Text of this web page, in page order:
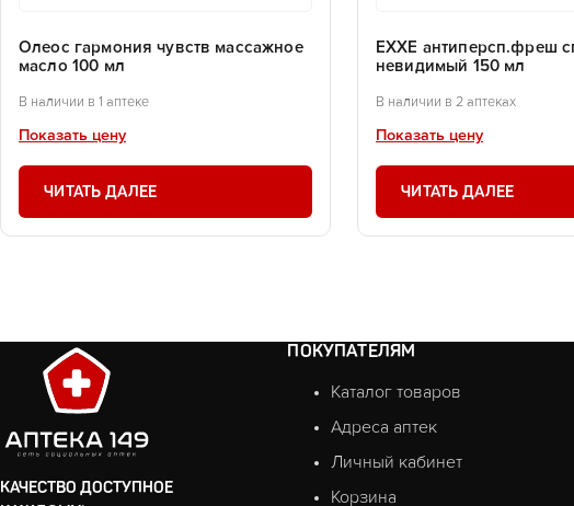
Олеос гармония чувств массажное
масло 100 мл
В наличии в 1 аптеке
Показать цену
ЧИТАТЬ ДАЛЕЕ
EXXE антиперсп.фреш
невидимый 150 мл
В наличии в 2 аптеках
Показать цену
ЧИТАТЬ ДАЛЕЕ
КАЧЕСТВО ДОСТУПНОЕ
ПОКУПАТЕЛЯМ
Каталог товаров
Адреса аптек
Личный кабинет
Корзина